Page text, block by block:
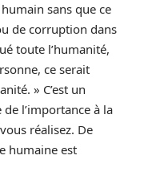
sans que ce
de corruption dans
toute l’humanité,
ce serait
» C’est un
l’importance à la
réalisez. De
humaine est